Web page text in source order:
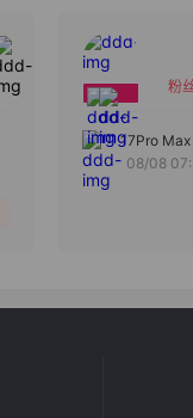
粉
17Pro
08/08